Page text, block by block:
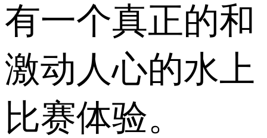
有一个真正的和
激动人心的水上
比赛体验。